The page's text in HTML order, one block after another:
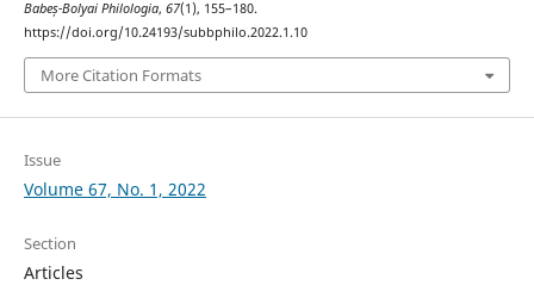
Babeș-Bolyai Philologia, 67(1), 155–180.
https://doi.org/10.24193/subbphilo.2022.1.10
More Citation Formats
Issue
Volume 67, No. 1, 2022
Section
Articles